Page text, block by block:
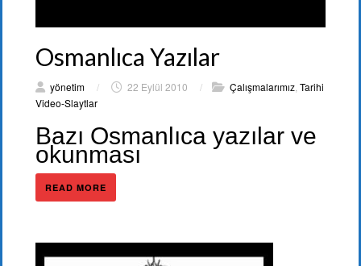
Osmanlıca Yazılar
yönetim / 22 Eylül 2010 / Çalışmalarımız Tarihi
Video-Slaytlar
Bazı Osmanlıca yazılar ve
okunması
READ MORE